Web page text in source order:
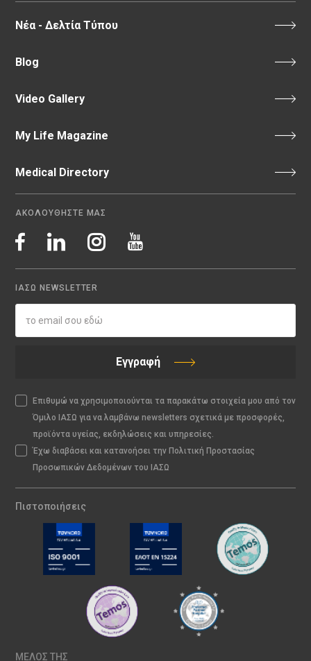
Νέα - Δελτία Τύπου
Blog
Video Gallery
My Life Magazine
Medical Directory
ΑΚΟΛΟΥΘΗΣΤΕ ΜΑΣ
ΙΑΣΩ NEWSLETTER
Εγγραφή
Επιθυμώ να χρησιμοποιούνται τα παρακάτω στοιχεία μου από τον
Όμιλο ΙΑΣΩ για να λαμβάνω newsletters σχετικά με προσφορές,
προϊόντα υγείας, εκδηλώσεις και υπηρεσίες.
Έχω διαβάσει και κατανοήσει την Πολιτική Προστασίας
Προσωπικών Δεδομένων του ΙΑΣΩ
Πιστοποιήσεις
ΜΕΛΟΣ ΤΗΣ